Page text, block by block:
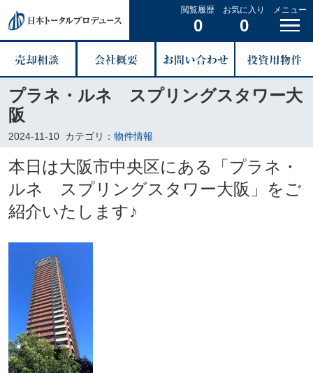
閲覧履歴
0
お気に入り
0
メニュー
プラネ・ルネ スプリングスタワー大
阪
2024-11-10 カテゴリ： 物件情報
本日は大阪市中央区にある「プラネ・
ルネ スプリングスタワー大阪」をご
紹介いたします♪